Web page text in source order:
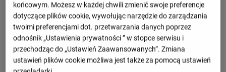
końcowym. Możesz w każdej chwili zmienić swoje preferencje
dotyczące plików cookie, wywołując narzędzie do zarządzania
twoimi preferencjami dot. przetwarzania danych poprzez
odnośnik „Ustawienia prywatności ” w stopce serwisu i
przechodząc do „Ustawień Zaawansowanych”. Zmiana
ustawień plików cookie możliwa jest także za pomocą ustawień